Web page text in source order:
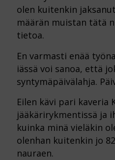
olen kuitenkin
määrän muistan tätä
tietoa.
En varmasti enää
iässä voi sanoa, että
syntymäpäivälahja.
Eilen kävi pari kaveria
jääkärirykmentissä ja
kuinka minä vieläkin
olenhan kuitenkin jo
nauraen.